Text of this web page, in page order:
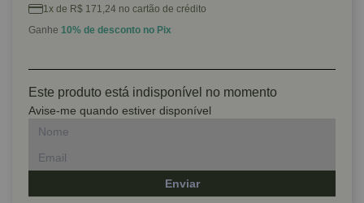
1x de R$ 171,24 no cartão de crédito
Ganhe 10% de desconto no Pix
Este produto está indisponível no momento
Avise-me quando estiver disponível
Enviar